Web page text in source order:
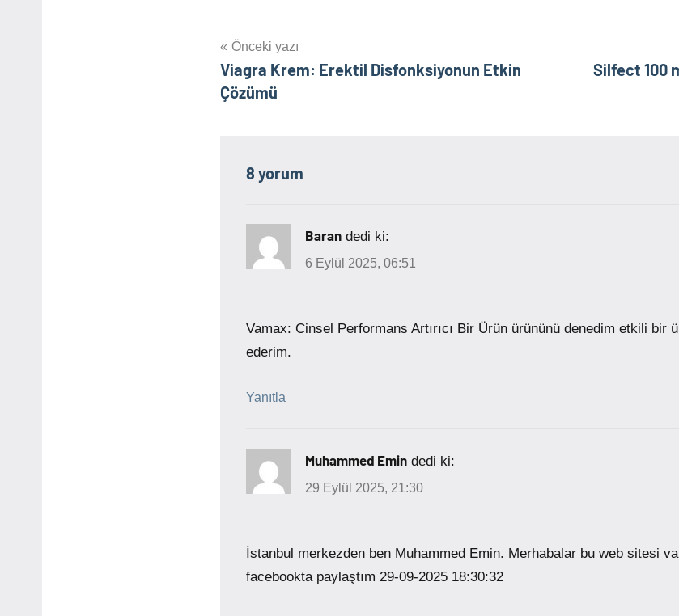
Yazı
gezinmesi
Önceki yazı
Viagra Krem: Erektil Disfonksiyonun Etkin
Çözümü
Silfect 100
8 yorum
Baran dedi ki:
6 Eylül 2025, 06:51
Vamax: Cinsel Performans Artırıcı Bir Ürün ürününü denedim etkili bir
ederim.
Yanıtla
Muhammed Emin dedi ki:
29 Eylül 2025, 21:30
İstanbul merkezden ben Muhammed Emin. Merhabalar bu web sitesi
facebookta paylaştım 29-09-2025 18:30:32